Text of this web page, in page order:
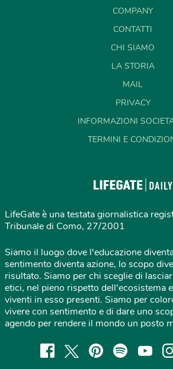
COMPANY
CONTATTI
CHI SIAMO
LA STORIA
MAIL
PRIVACY
INFORMAZIONI
TERMINI E
LifeGate è una testata giornalistica
Tribunale di Como, 27/2001
Siamo il luogo dove l'educazione
sentimento diventa azione, lo scopo
risultato. Siamo per chi sceglie di
etici, nel pieno rispetto dell'ecosistema
viventi in esso presenti. Siamo per
vivere con sentimento e di dare uno
agendo per rendere il mondo un posto